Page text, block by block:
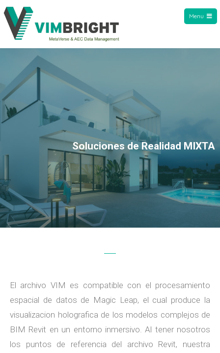
VIMBright
Menu
Soluciones de Realidad MIXTA
El archivo VIM es compatible con el procesamiento
espacial de datos de Magic Leap, el cual produce la
visualizacion holografica de los modelos complejos de
BIM Revit en un entorno inmersivo. Al tener nosotros
los puntos de referencia del archivo Revit, nuestra